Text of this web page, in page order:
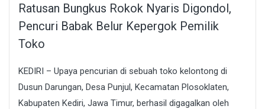
Ratusan Bungkus Rokok Nyaris Digondol,
Pencuri Babak Belur Kepergok Pemilik
Toko
KEDIRI – Upaya pencurian di sebuah toko kelontong di
Dusun Darungan, Desa Punjul, Kecamatan Plosoklaten,
Kabupaten Kediri, Jawa Timur, berhasil digagalkan oleh